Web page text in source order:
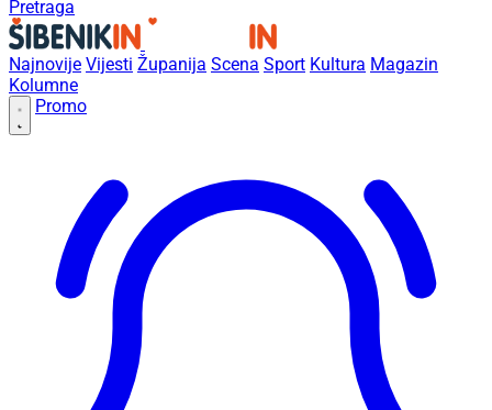
Pretraga
Najnovije Vijesti Županija Scena Sport Kultura Magazin
Kolumne
Promo